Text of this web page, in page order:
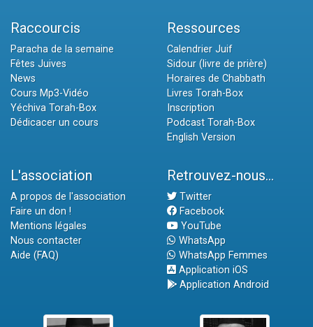
Raccourcis
Paracha de la semaine
Fêtes Juives
News
Cours Mp3-Vidéo
Yéchiva Torah-Box
Dédicacer un cours
Ressources
Calendrier Juif
Sidour (livre de prière)
Horaires de Chabbath
Livres Torah-Box
Inscription
Podcast Torah-Box
English Version
L'association
A propos de l'association
Faire un don !
Mentions légales
Nous contacter
Aide (FAQ)
Retrouvez-nous...
Twitter
Facebook
YouTube
WhatsApp
WhatsApp Femmes
Application iOS
Application Android